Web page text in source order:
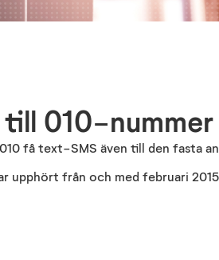
till 010-nummer
få text-SMS även till den fasta
upphört från och med februari